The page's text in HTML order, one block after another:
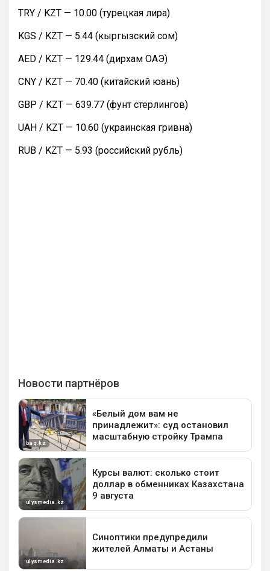
TRY / KZT — 10.00 (турецкая лира)
KGS / KZT — 5.44 (кыргызский сом)
AED / KZT — 129.44 (дирхам ОАЭ)
CNY / KZT — 70.40 (китайский юань)
GBP / KZT — 639.77 (фунт стерлингов)
UAH / KZT — 10.60 (украинская гривна)
RUB / KZT — 5.93 (российский рубль)